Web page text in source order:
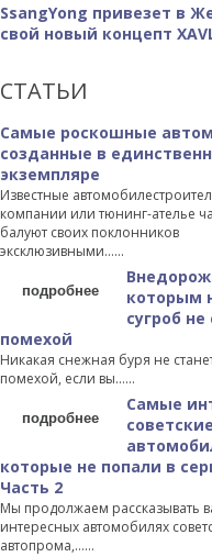
SsangYong привезет в
свой новый концепт
СТАТЬИ
Самые роскошные
созданные в
экземпляре
Известные
компании или тюнинг-ателье
балуют своих поклонников
эксклюзивными…...
подробнее
которым
сугроб не
помехой
Никакая снежная буря не
помехой, если вы…...
подробнее
Самые
советские
которые не попали в
Часть 2
Мы продолжаем рассказывать
интересных автомобилях
автопрома,…...